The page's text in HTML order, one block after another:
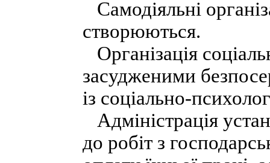
Самодіяльні
створюються.
Організація
засудженими
із соціально-
Адміністрація
до робіт з